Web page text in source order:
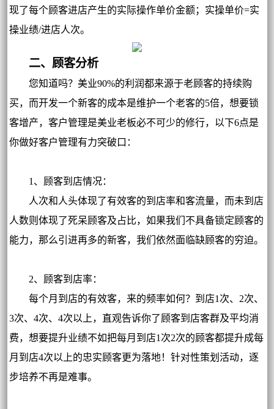
现了每个顾客进店产生的实际操作单价金额；实操单价=实
操业绩/进店人次。
二、顾客分析
您知道吗？美业90%的利润都来源于老顾客的持续购
买，而开发一个新客的成本是维护一个老客的5倍，想要锁
客增产，客户管理是美业老板必不可少的修行，以下6点是
你做好客户管理有力突破口：
1、顾客到店情况：
人次和人头体现了有效客的到店率和客流量，而未到店
人数则体现了死呆顾客及占比，如果我们不具备锁定顾客的
能力，那么引进再多的新客，我们依然面临缺顾客的穷迫。
2、顾客到店率：
每个月到店的有效客，来的频率如何？到店1次、2次、
3次、4次、4次以上，直观告诉你了顾客到店客群及平均消
费，想要提升业绩不如把每月到店1次2次的顾客都提升成每
月到店4次以上的忠实顾客更为落地！针对性策划活动，逐
步培养不再是难事。